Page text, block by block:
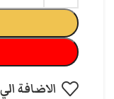
الاضافة